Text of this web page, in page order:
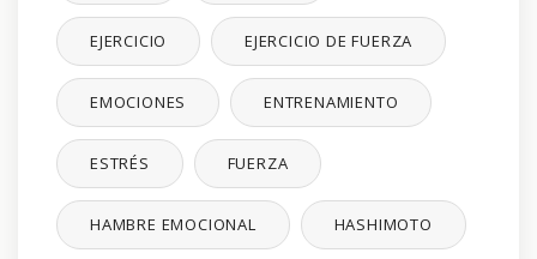
EJERCICIO EJERCICIO DE FUERZA
EMOCIONES ENTRENAMIENTO
ESTRÉS FUERZA
HAMBRE EMOCIONAL HASHIMOTO